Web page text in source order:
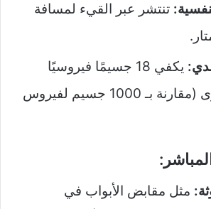
تنتشر عبر القيء لمسافة
يكفي 18 جسيمًا فيروسيًا
لإحداث العدوى (مقارنة بـ 1000 جسيم لفيروس
مثل مقابض الأبواب في